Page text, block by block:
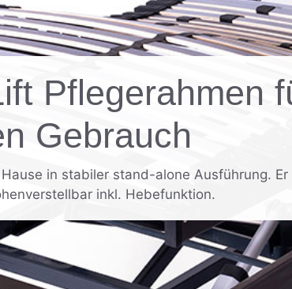
Pflegerahmen
Gebrauch
in stabiler stand-alone Ausführung. Er
inkl. Hebefunktion.